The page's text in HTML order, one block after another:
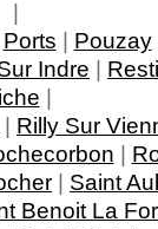
|
Ports | Pouzay
Indre |
|
| Rilly Sur
|
| Saint
Benoit La